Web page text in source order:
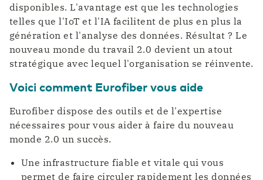
disponibles. L'avantage est que les technologies
telles que l'IoT et l'IA facilitent de plus en plus la
génération et l'analyse des données. Résultat ? Le
nouveau monde du travail 2.0 devient un atout
stratégique avec lequel l'organisation se réinvente.
Voici comment Eurofiber vous aide
Eurofiber dispose des outils et de l'expertise
nécessaires pour vous aider à faire du nouveau
monde 2.0 un succès.
Une infrastructure fiable et vitale qui vous
permet de faire circuler rapidement les données